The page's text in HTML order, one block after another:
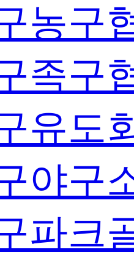
농구
족구
유도
야구
파크